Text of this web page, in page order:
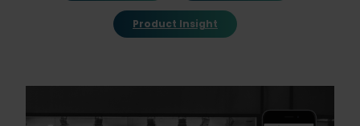
Product Insight